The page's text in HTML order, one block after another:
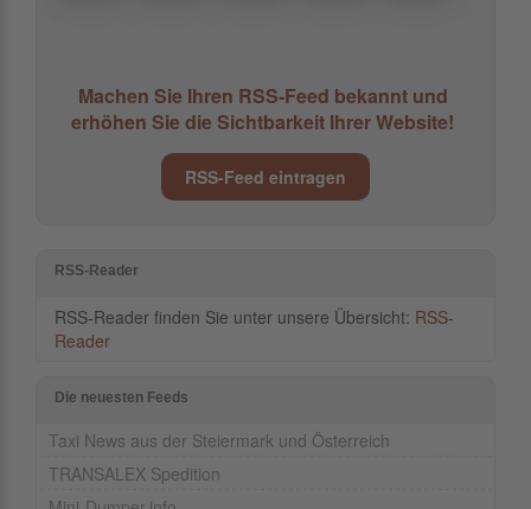
Machen Sie Ihren RSS-Feed bekannt und
erhöhen Sie die Sichtbarkeit Ihrer Website!
RSS-Feed eintragen
RSS-Reader
RSS-Reader finden Sie unter unsere Übersicht: RSS-
Reader
Die neuesten Feeds
Taxi News aus der Steiermark und Österreich
TRANSALEX Spedition